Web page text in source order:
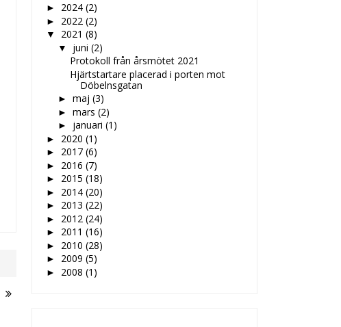
► 2024 (2)
► 2022 (2)
▼ 2021 (8)
▼ juni (2)
Protokoll från årsmötet 2021
Hjärtstartare placerad i porten mot
Döbelnsgatan
► maj (3)
► mars (2)
► januari (1)
► 2020 (1)
► 2017 (6)
► 2016 (7)
► 2015 (18)
► 2014 (20)
► 2013 (22)
► 2012 (24)
► 2011 (16)
► 2010 (28)
► 2009 (5)
► 2008 (1)